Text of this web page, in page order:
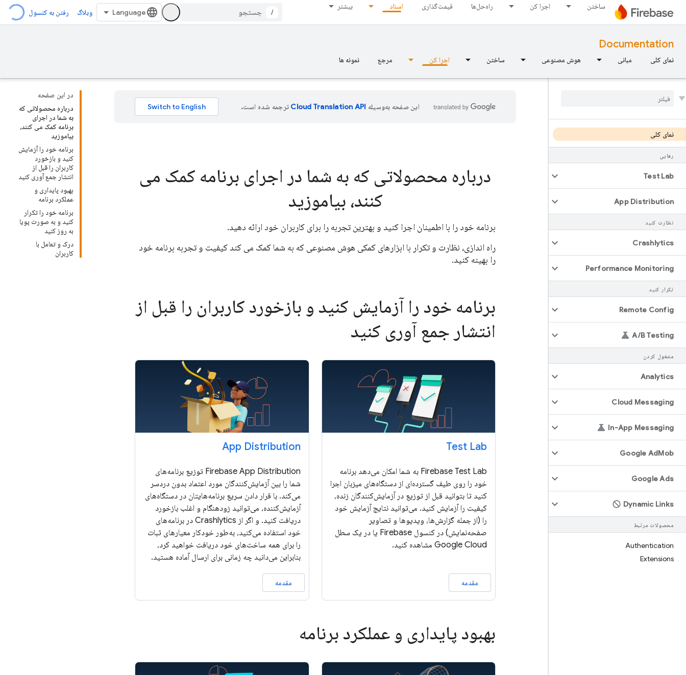
ساختن اجرا کن راه‌حل‌ها قیمت‌گذاری اسناد بیشتر
/ وبلاگ رفتن به کنسول
Documentation
نمای کلی مبانی هوش مصنوعی ساختن اجرا کن مرجع نمونه ها
نمای کلی
رهایی
Test Lab
App Distribution
نظارت کنید
Crashlytics
Performance Monitoring
تکرار کنید
Remote Config
A/B Testing
مشغول کردن
Analytics
Cloud Messaging
In-App Messaging
Google AdMob
Google Ads
Dynamic Links
محصولات مرتبط
Authentication
Extensions
در این صفحه
درباره محصولاتی که
به شما در اجرای
برنامه کمک می کنند،
بیاموزید
برنامه خود را آزمایش
کنید و بازخورد
کاربران را قبل از
انتشار جمع آوری کنید
بهبود پایداری و
عملکرد برنامه
برنامه خود را تکرار
کنید و به صورت پویا
به روز کنید
درک و تعامل با
کاربران
این صفحه به‌وسیله ترجمه شده است.
درباره محصولاتی که به شما در اجرای برنامه کمک می
کنند، بیاموزید
برنامه خود را با اطمینان اجرا کنید و بهترین تجربه را برای کاربران خود ارائه دهید.
راه اندازی، نظارت و تکرار با ابزارهای کمکی هوش مصنوعی که به شما کمک می کند کیفیت و تجربه برنامه خود
را بهینه کنید.
برنامه خود را آزمایش کنید و بازخورد کاربران را قبل از
انتشار جمع آوری کنید
Test Lab
Firebase Test Lab به شما امکان می‌دهد برنامه
خود را روی طیف گسترده‌ای از دستگاه‌های میزبان اجرا
کنید تا بتوانید قبل از توزیع در آزمایش‌کنندگان زنده،
کیفیت را آزمایش کنید. می‌توانید نتایج آزمایش خود
را (از جمله گزارش‌ها، ویدیوها و تصاویر
صفحه‌نمایش) در کنسول Firebase یا در یک سطل
Google Cloud مشاهده کنید.
مقدمه
App Distribution
Firebase App Distribution توزیع برنامه‌های
شما را بین آزمایش‌کنندگان مورد اعتماد بدون دردسر
می‌کند. با قرار دادن سریع برنامه‌هایتان در دستگاه‌های
آزمایش‌کننده، می‌توانید زودهنگام و اغلب بازخورد
دریافت کنید. و اگر از Crashlytics در برنامه‌های
خود استفاده می‌کنید، به‌طور خودکار معیارهای ثبات
را برای همه ساخت‌های خود دریافت خواهید کرد،
بنابراین می‌دانید چه زمانی برای ارسال آماده هستید.
مقدمه
بهبود پایداری و عملکرد برنامه